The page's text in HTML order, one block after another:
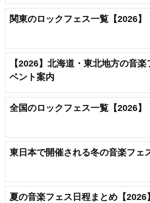
関東のロックフェス一覧【2026】
【2026】北海道・東北地方の音
ベント案内
全国のロックフェス一覧【2026】
東日本で開催される冬の音楽フェ
夏の音楽フェス日程まとめ【2026】